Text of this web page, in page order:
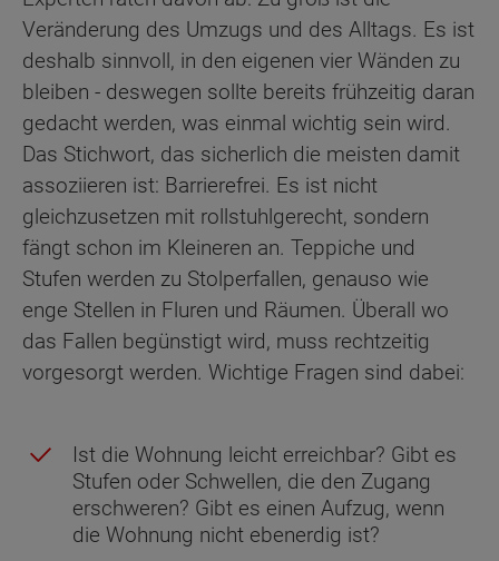
Veränderung des Umzugs und des Alltags. Es ist
deshalb sinnvoll, in den eigenen vier Wänden zu
bleiben - deswegen sollte bereits frühzeitig daran
gedacht werden, was einmal wichtig sein wird.
Das Stichwort, das sicherlich die meisten damit
assoziieren ist: Barrierefrei. Es ist nicht
gleichzusetzen mit rollstuhlgerecht, sondern
fängt schon im Kleineren an. Teppiche und
Stufen werden zu Stolperfallen, genauso wie
enge Stellen in Fluren und Räumen. Überall wo
das Fallen begünstigt wird, muss rechtzeitig
vorgesorgt werden. Wichtige Fragen sind dabei:
Ist die Wohnung leicht erreichbar? Gibt es
Stufen oder Schwellen, die den Zugang
erschweren? Gibt es einen Aufzug, wenn
die Wohnung nicht ebenerdig ist?